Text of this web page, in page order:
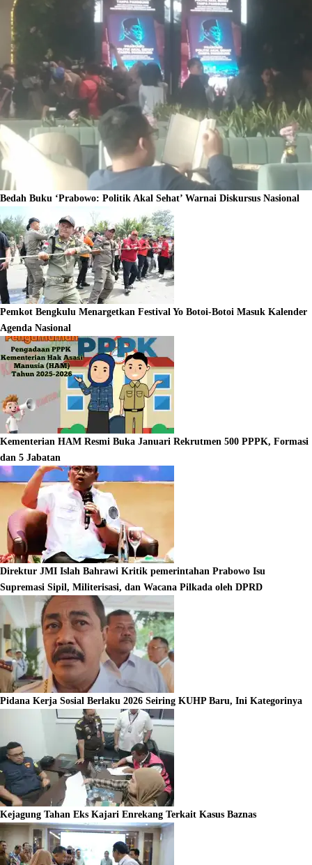
Bedah Buku ‘Prabowo: Politik Akal Sehat’ Warnai Diskursus Nasional
Pemkot Bengkulu Menargetkan Festival Yo Botoi-Botoi Masuk Kalender
Agenda Nasional
Kementerian HAM Resmi Buka Januari Rekrutmen 500 PPPK, Formasi
dan 5 Jabatan
Direktur JMI Islah Bahrawi Kritik pemerintahan Prabowo Isu
Supremasi Sipil, Militerisasi, dan Wacana Pilkada oleh DPRD
Pidana Kerja Sosial Berlaku 2026 Seiring KUHP Baru, Ini Kategorinya
Kejagung Tahan Eks Kajari Enrekang Terkait Kasus Baznas